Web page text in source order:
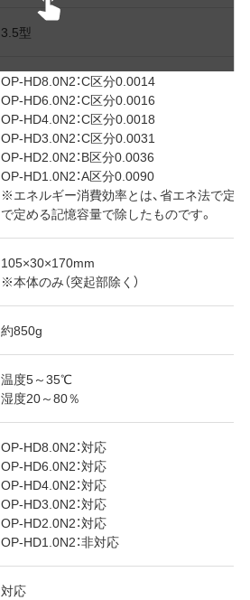
3.5型
OP-HD8.0N2：C区分0.0014
OP-HD6.0N2：C区分0.0016
OP-HD4.0N2：C区分0.0018
OP-HD3.0N2：C区分0.0031
OP-HD2.0N2：B区分0.0036
OP-HD1.0N2：A区分0.0090
※エネルギー消費効率とは、省エネ法で定
で定める記憶容量で除したものです。
105×30×170mm
※本体のみ（突起部除く）
約850g
温度5～35℃
湿度20～80％
OP-HD8.0N2：対応
OP-HD6.0N2：対応
OP-HD4.0N2：対応
OP-HD3.0N2：対応
OP-HD2.0N2：対応
OP-HD1.0N2：非対応
対応